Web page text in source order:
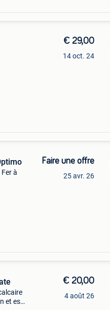
€ 29,00
14 oct. 24
à
Faire une offre
25 avr. 26
et est
€ 20,00
4 août 26